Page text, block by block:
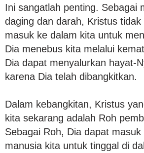
Ini sangatlah penting. Sebagai
daging dan darah, Kristus
masuk ke dalam kita untuk
Dia menebus kita melalui
Dia dapat menyalurkan hayat-
karena Dia telah dibangkitkan.
Dalam kebangkitan, Kristus
kita sekarang adalah Roh
Sebagai Roh, Dia dapat
manusia kita untuk tinggal di